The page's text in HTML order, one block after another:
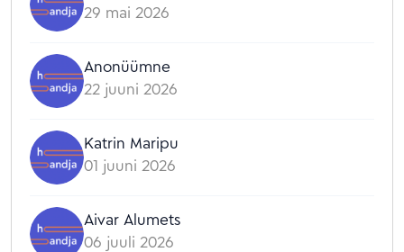
29 mai 2026
Anonüümne
22 juuni 2026
Katrin Maripu
01 juuni 2026
Aivar Alumets
06 juuli 2026